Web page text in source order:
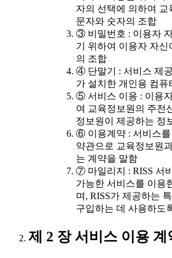
자의 선택에 의하여
문자와 숫자의 조합
③ 비밀번호 : 이용자
기 위하여 이용자 자
의 조합
④ 단말기 : 서비스 제
가 설치한 개인용 컴퓨
⑤ 서비스 이용 : 이용
여 교육정보원의 주전
정보원이 제공하는 정
⑥ 이용계약 : 서비스를
약관으로 교육정보원
는 계약을 말함
⑦ 마일리지 : RISS 서
가능한 서비스를 이용
며, RISS가 제공하는
구입하는 데 사용하도
제 2 장 서비스 이용 계